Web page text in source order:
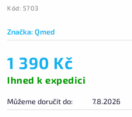
Kód: 5703
Značka:Qmed
1 390 Kč
Ihned k expedici
Můžeme doručit do: 7.8.2026